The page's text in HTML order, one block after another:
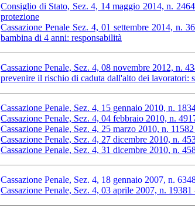
Consiglio di Stato, Sez. 4, 14 maggio 2014, n.
protezione
Cassazione Penale Sez. 4, 01 settembre 2014, n.
bambina di 4 anni: responsabilità
Cassazione Penale, Sez. 4, 08 novembre 2012, n.
prevenire il rischio di caduta dall'alto dei lavoratori:
Cassazione Penale, Sez. 4, 15 gennaio 2010, n.
Cassazione Penale, Sez. 4, 04 febbraio 2010, n.
Cassazione Penale, Sez. 4, 25 marzo 2010, n.
Cassazione Penale, Sez. 4, 27 dicembre 2010, n.
Cassazione Penale, Sez. 4, 31 dicembre 2010, n.
Cassazione Penale, Sez. 4, 18 gennaio 2007, n.
Cassazione Penale, Sez. 4, 03 aprile 2007, n.